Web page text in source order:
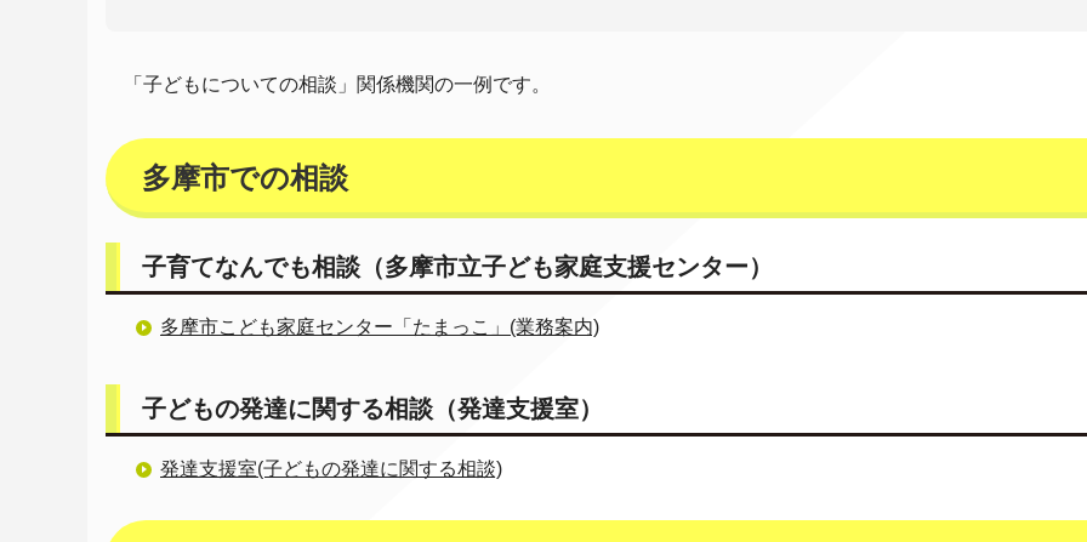
「子どもについての相談」関係機関の一例です。
多摩市での相談
子育てなんでも相談（多摩市立子ども家庭支援センター）
多摩市こども家庭センター「たまっこ」(業務案内)
子どもの発達に関する相談（発達支援室）
発達支援室(子どもの発達に関する相談)